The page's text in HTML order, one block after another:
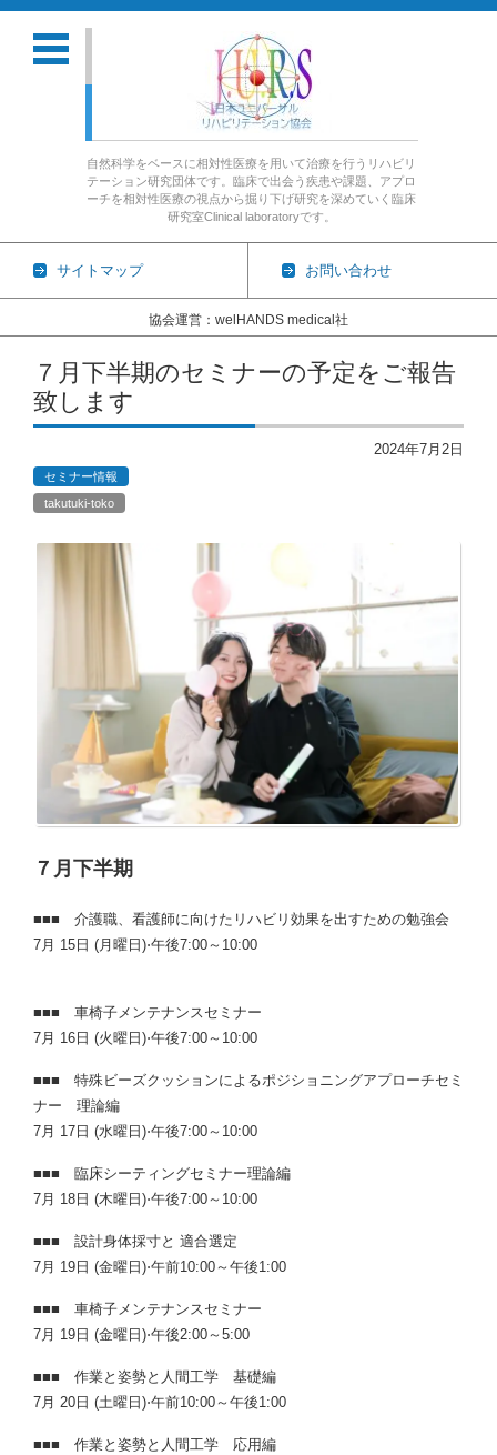
自然科学をベースに相対性医療を用いて治療を行うリハビリ
テーション研究団体です。臨床で出会う疾患や課題、アプロ
ーチを相対性医療の視点から掘り下げ研究を深めていく臨床
研究室Clinical laboratoryです。
サイトマップ お問い合わせ
協会運営：welHANDS medical社
コンテンツに移動
７月下半期のセミナーの予定をご報告
致します
2024年7月2日
セミナー情報
takutuki-toko
７月下半期
■■■ 介護職、看護師に向けたリハビリ効果を出すための勉強会
7月 15日 (月曜日)⋅午後7:00～10:00
■■■ 車椅子メンテナンスセミナー
7月 16日 (火曜日)⋅午後7:00～10:00
■■■ 特殊ビーズクッションによるポジショニングアプローチセミ
ナー 理論編
7月 17日 (水曜日)⋅午後7:00～10:00
■■■ 臨床シーティングセミナー理論編
7月 18日 (木曜日)⋅午後7:00～10:00
■■■ 設計身体採寸と 適合選定
7月 19日 (金曜日)⋅午前10:00～午後1:00
■■■ 車椅子メンテナンスセミナー
7月 19日 (金曜日)⋅午後2:00～5:00
■■■ 作業と姿勢と人間工学 基礎編
7月 20日 (土曜日)⋅午前10:00～午後1:00
■■■ 作業と姿勢と人間工学 応用編